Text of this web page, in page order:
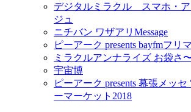
デジタルミラクル スマホ・
ジュ
ニチバン ワザアリMessage
ピーアーク presents bayfmフリ
ミラクルアンナライズ お袋さ
宇宙博
ピーアーク presents 幕張メッ
ーマーケット2018